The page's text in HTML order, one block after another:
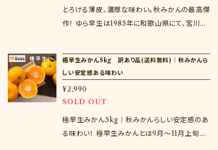
ねます。
とろける薄皮、濃厚な味わい。秋みかんの最高傑
作！ ゆら早生は1985年に和歌山県にて、宮川早
が薄いのが特徴。従来の秋みかんのイメージを
覆す、今、注目の品種です。 ※注意点※ 商品到
着後はすぐに開封し、中身を確認ください。商品
到着から３日以上経過した商品の交換は致しか
ねます。
極早生みかん5kg 訳あり品(送料無料)｜秋みかんら
しい安定感ある味わい
¥2,990
SOLD OUT
極早生みかん5kg｜秋みかんらしい安定感のあ
る味わい！ 極早生みかんとは9月～11月上旬に